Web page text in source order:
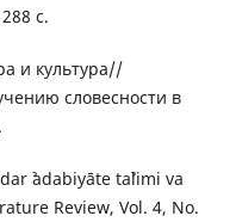
с.
и культура//
словесности в
ˀadabiyāte taˀlimi va
Review, Vol. 4, No.